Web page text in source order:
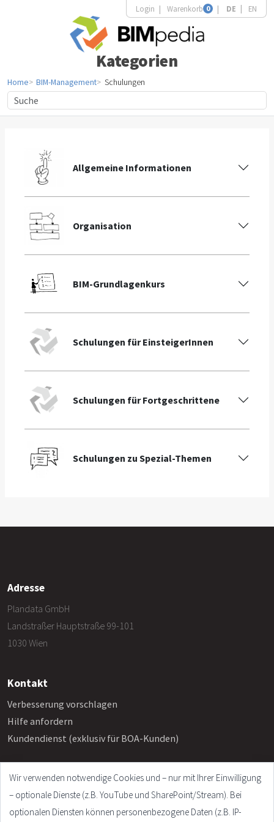
Login Warenkorb 0 DE EN
Kategorien
Home BIM-Management Schulungen
Allgemeine Informationen
Organisation
BIM-Grundlagenkurs
Schulungen für EinsteigerInnen
Schulungen für Fortgeschrittene
Schulungen zu Spezial-Themen
Adresse
Plandata GmbH
Landstraßer Hauptstraße 99-101
1030 Wien
Kontakt
Verbesserung vorschlagen
Hilfe anfordern
Kundendienst (exklusiv für BOA-Kunden)
Info
Häufige Fragen
Impressum
Wir verwenden notwendige Cookies und – nur mit Ihrer Einwilligung
– optionale Dienste (z.B. YouTube und SharePoint/Stream). Bei
optionalen Diensten können personenbezogene Daten (z.B. IP-